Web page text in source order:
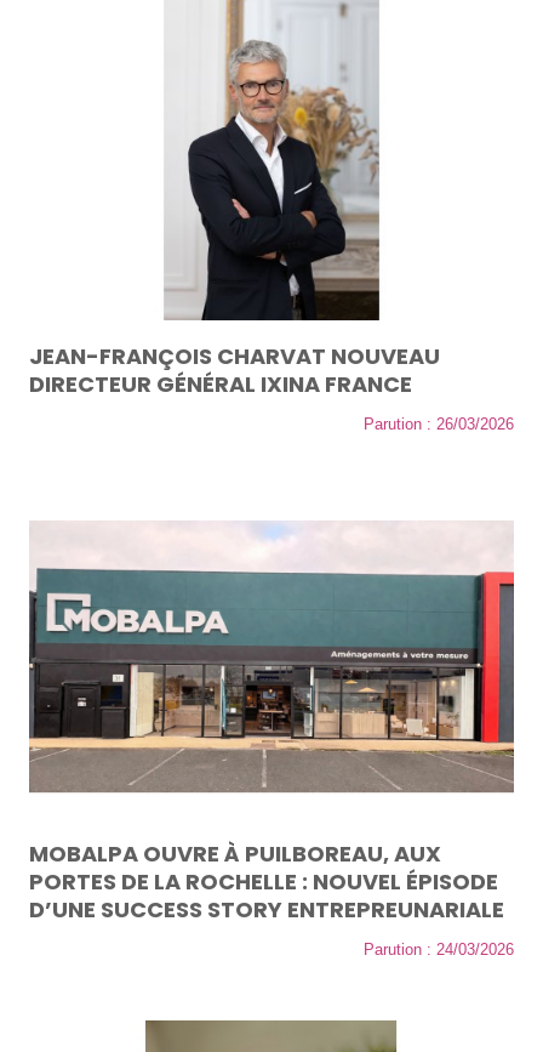
JEAN-FRANÇOIS CHARVAT NOUVEAU
DIRECTEUR GÉNÉRAL IXINA FRANCE
Parution : 26/03/2026
MOBALPA OUVRE À PUILBOREAU, AUX
PORTES DE LA ROCHELLE : NOUVEL ÉPISODE
D’UNE SUCCESS STORY ENTREPREUNARIALE
Parution : 24/03/2026